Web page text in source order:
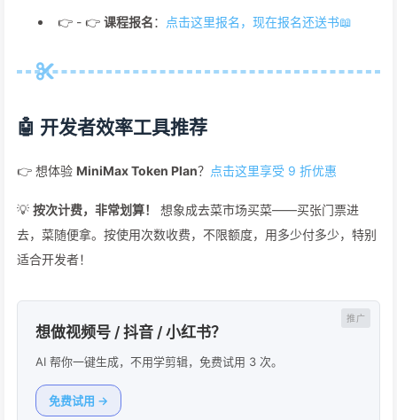
👉 - 👉 课程报名： 点击这里报名，现在报名还送书📖
🤖 开发者效率工具推荐
👉 想体验 MiniMax Token Plan？ 点击这里享受 9 折优惠
💡 按次计费，非常划算！
想象成去菜市场买菜——买张门票进
去，菜随便拿。按使用次数收费，不限额度，用多少付多少，特别
适合开发者！
想做视频号 / 抖音 / 小红书？
AI 帮你一键生成，不用学剪辑，免费试用 3 次。
免费试用 →